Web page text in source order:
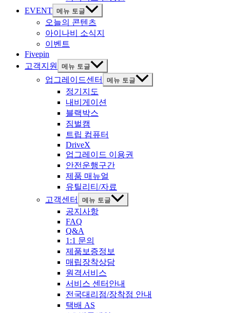
EVENT 메뉴 토글
오늘의 콘텐츠
아이나비 소식지
이벤트
Fivepin
고객지원
메뉴 토글
업그레이드센터 메뉴 토글
정기지도
내비게이션
블랙박스
짐벌캠
트립 컴퓨터
DriveX
업그레이드 이용권
안전운행구간
제품 매뉴얼
유틸리티/자료
고객센터
메뉴 토글
공지사항
FAQ
Q&A
1:1 문의
제품보증정보
매립장착상담
원격서비스
서비스 센터안내
전국대리점/장착점 안내
택배 AS